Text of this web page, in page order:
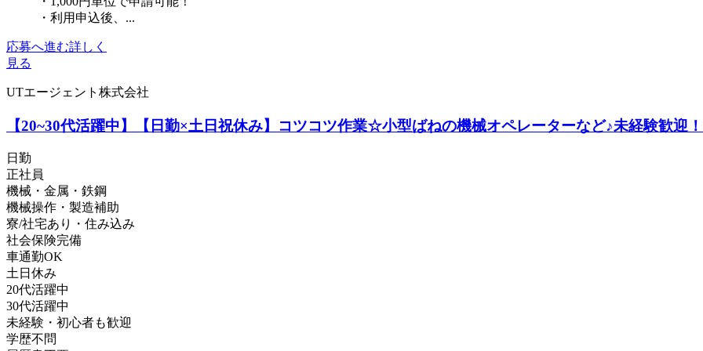
・利用申込後、...
応募へ進む詳しく
見る
UTエージェント株式会社
【20~30代活躍中】【日勤×土日祝休み】コツコツ作業☆小型ばねの機械オペレーターなど♪未経験歓迎！
日勤
正社員
機械・金属・鉄鋼
機械操作・製造補助
寮/社宅あり・住み込み
社会保険完備
車通勤OK
土日休み
20代活躍中
30代活躍中
未経験・初心者も歓迎
学歴不問